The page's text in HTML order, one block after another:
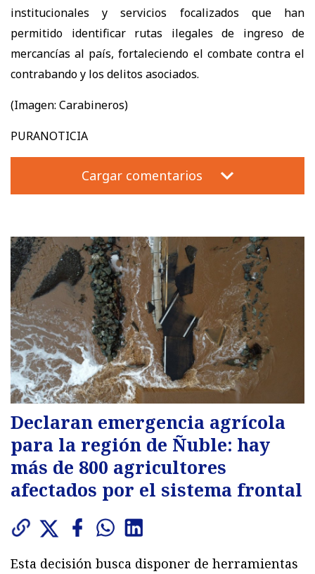
institucionales y servicios focalizados que han
permitido identificar rutas ilegales de ingreso de
mercancías al país, fortaleciendo el combate contra el
contrabando y los delitos asociados.
(Imagen: Carabineros)
PURANOTICIA
Cargar comentarios
Declaran emergencia agrícola
para la región de Ñuble: hay
más de 800 agricultores
afectados por el sistema frontal
Esta decisión busca disponer de herramientas